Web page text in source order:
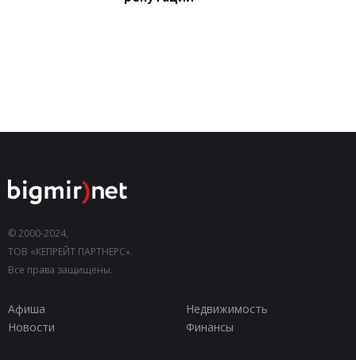
© 2000-2024,
ТОВ «КЕПРЕЙТ ПАРТНЕРС».
Все права защищены.
Афиша
Недвижимость
Новости
Финансы